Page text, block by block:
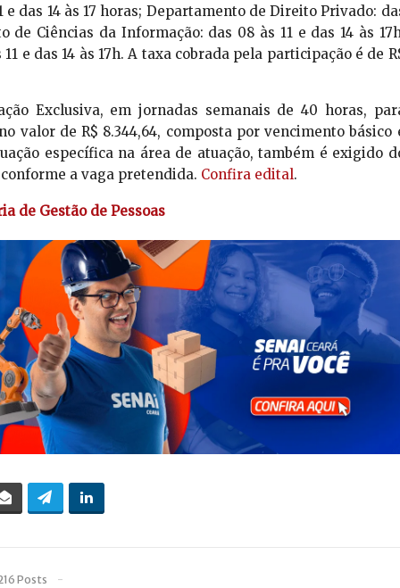
das 14 às 17 horas; Departamento de Direito Privado:
de Ciências da Informação: das 08 às 11 e das 14 às
e das 14 às 17h. A taxa cobrada pela participação é de
Exclusiva, em jornadas semanais de 40 horas,
valor de R$ 8.344,64, composta por vencimento básico
específica na área de atuação, também é exigido
a vaga pretendida. Confira edital.
de Gestão de Pessoas
Posts